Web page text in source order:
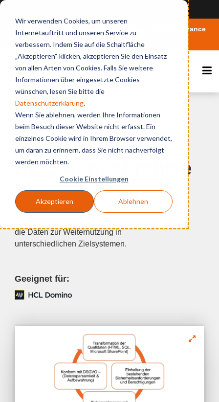
Wir verwenden Cookies, um unseren
Internetauftritt und unseren Service zu
verbessern. Indem Sie auf die Schaltfläche
„Akzeptieren“ klicken, akzeptieren Sie den Einsatz
von allen Arten von Cookies. Falls Sie weitere
Informationen über eingesetzte Cookies
wünschen, lesen Sie bitte die
Datenschutzerklärung.
Wenn Sie ablehnen, werden Ihre Informationen
beim Besuch dieser Website nicht erfasst. Ein
einzelnes Cookie wird in Ihrem Browser verwendet,
um daran zu erinnern, dass Sie nicht nachverfolgt
werden möchten.
Cookie Einstellungen
Akzeptieren Ablehnen
Vertiefen Sie Ihr Wissen rund um Microsoft 365 Governance
Home Produkte BCC ActiveArchive
BCC ActiveArchive
BCC ActiveArchive for HCL Domino archiviert
mit seiner intuitiv zu bedienenden Oberfläche
die Daten zur Weiternutzung in
unterschiedlichen Zielsystemen.
Geeignet für: